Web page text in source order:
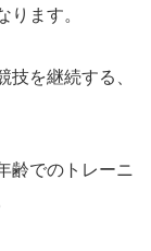
ります。
を継続する、
齢でのトレーニ